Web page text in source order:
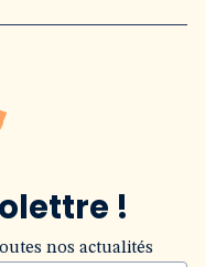
!
nos actualités